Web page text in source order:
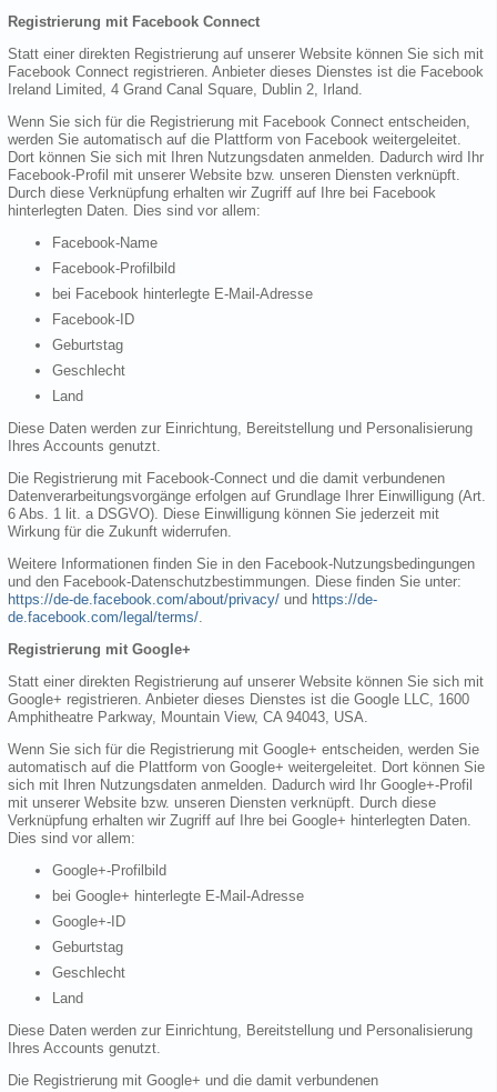
Registrierung mit Facebook Connect
Statt einer direkten Registrierung auf unserer Website können Sie sich mit
Facebook Connect registrieren. Anbieter dieses Dienstes ist die Facebook
Ireland Limited, 4 Grand Canal Square, Dublin 2, Irland.
Wenn Sie sich für die Registrierung mit Facebook Connect entscheiden,
werden Sie automatisch auf die Plattform von Facebook weitergeleitet.
Dort können Sie sich mit Ihren Nutzungsdaten anmelden. Dadurch wird Ihr
Facebook-Profil mit unserer Website bzw. unseren Diensten verknüpft.
Durch diese Verknüpfung erhalten wir Zugriff auf Ihre bei Facebook
hinterlegten Daten. Dies sind vor allem:
Facebook-Name
Facebook-Profilbild
bei Facebook hinterlegte E-Mail-Adresse
Facebook-ID
Geburtstag
Geschlecht
Land
Diese Daten werden zur Einrichtung, Bereitstellung und Personalisierung
Ihres Accounts genutzt.
Die Registrierung mit Facebook-Connect und die damit verbundenen
Datenverarbeitungsvorgänge erfolgen auf Grundlage Ihrer Einwilligung (Art.
6 Abs. 1 lit. a DSGVO). Diese Einwilligung können Sie jederzeit mit
Wirkung für die Zukunft widerrufen.
Weitere Informationen finden Sie in den Facebook-Nutzungsbedingungen
und den Facebook-Datenschutzbestimmungen. Diese finden Sie unter:
https://de-de.facebook.com/about/privacy/ und https://de-
de.facebook.com/legal/terms/.
Registrierung mit Google+
Statt einer direkten Registrierung auf unserer Website können Sie sich mit
Google+ registrieren. Anbieter dieses Dienstes ist die Google LLC, 1600
Amphitheatre Parkway, Mountain View, CA 94043, USA.
Wenn Sie sich für die Registrierung mit Google+ entscheiden, werden Sie
automatisch auf die Plattform von Google+ weitergeleitet. Dort können Sie
sich mit Ihren Nutzungsdaten anmelden. Dadurch wird Ihr Google+-Profil
mit unserer Website bzw. unseren Diensten verknüpft. Durch diese
Verknüpfung erhalten wir Zugriff auf Ihre bei Google+ hinterlegten Daten.
Dies sind vor allem:
Google+-Profilbild
bei Google+ hinterlegte E-Mail-Adresse
Google+-ID
Geburtstag
Geschlecht
Land
Diese Daten werden zur Einrichtung, Bereitstellung und Personalisierung
Ihres Accounts genutzt.
Die Registrierung mit Google+ und die damit verbundenen